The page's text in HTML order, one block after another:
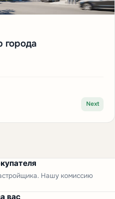
города
Next
Нашу комиссию
вас